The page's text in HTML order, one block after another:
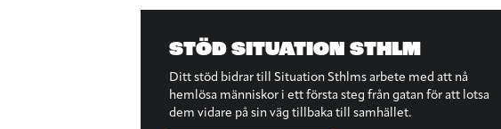
STÖD SITUATION STHLM
Ditt stöd bidrar till Situation Sthlms arbete med att nå
hemlösa människor i ett första steg från gatan för att lotsa
dem vidare på sin väg tillbaka till samhället.